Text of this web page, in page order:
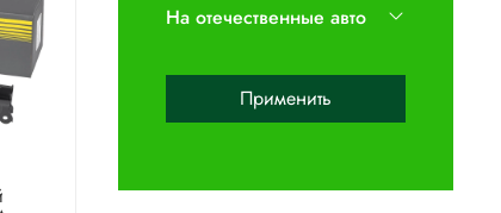
На отечественные авто
Применить